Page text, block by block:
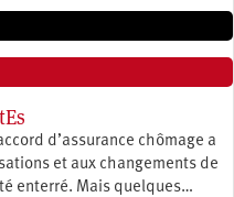
d’assurance chômage a
et aux changements de
enterré. Mais quelques…